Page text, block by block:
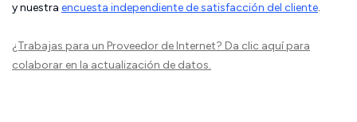
y nuestra encuesta independiente de satisfacción del cliente.
¿Trabajas para un Proveedor de Internet? Da clic aquípara
colaborar en la actualización de datos.